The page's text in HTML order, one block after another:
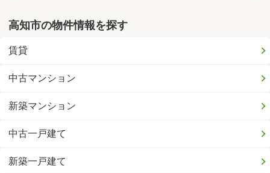
高知市の物件情報を探す
賃貸
中古マンション
新築マンション
中古一戸建て
新築一戸建て